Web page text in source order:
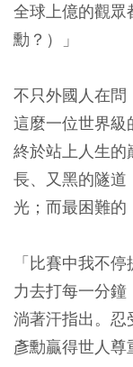
全球上億的觀眾
勳？）」
不只外國人在問
這麼一位世界級
終於站上人生的
長、又黑的隧道
光；而最困難的
「比賽中我不
力去打每一分
淌著汗指出。忍
彥勳贏得世人尊